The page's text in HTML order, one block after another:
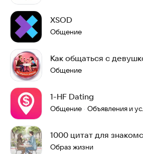
XSOD
Общение
Как общаться с
Общение
1-HF Dating
Общение · Объявления и
1000 цитат для
Образ жизни